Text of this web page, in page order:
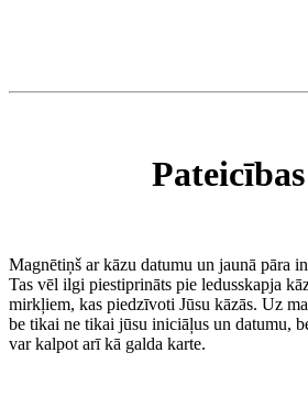
Magnētiņš ar kāzu datumu un jaunā pāra
Tas vēl ilgi piestiprināts pie ledusskapja
mirkļiem, kas piedzīvoti Jūsu kāzās. Uz
be tikai ne tikai jūsu iniciāļus un datumu,
var kalpot arī kā galda karte.